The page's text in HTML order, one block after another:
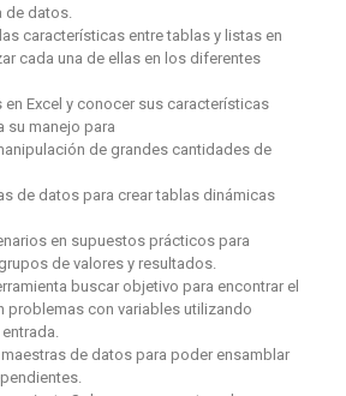
de datos.
características entre tablas y listas en
cada una de ellas en los diferentes
en Excel y conocer sus características
su manejo para
de grandes cantidades de
de datos para crear tablas dinámicas
en supuestos prácticos para
de valores y resultados.
buscar objetivo para encontrar el
problemas con variables utilizando
de datos para poder ensamblar